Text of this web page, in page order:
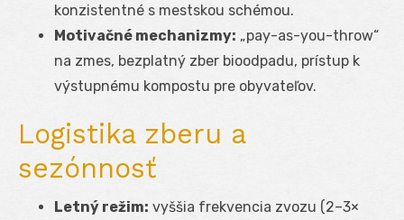
konzistentné s mestskou schémou.
Motivačné mechanizmy: „pay-as-you-throw“
na zmes, bezplatný zber bioodpadu, prístup k
výstupnému kompostu pre obyvateľov.
Logistika zberu a
sezónnosť
Letný režim: vyššia frekvencia zvozu (2–3×